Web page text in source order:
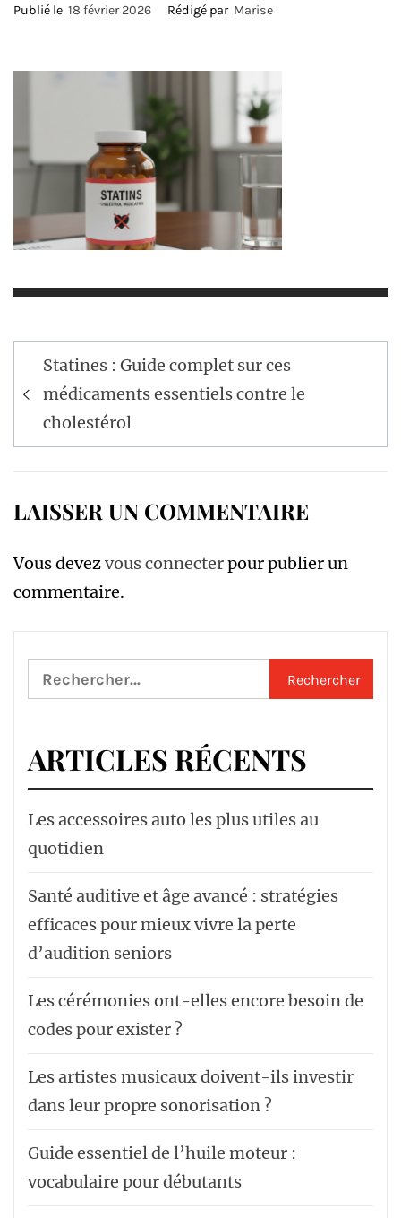
Publié le 18 février 2026 Rédigé par Marise
Navigation
de
l’article
Statines : Guide complet sur ces
médicaments essentiels contre le
cholestérol
LAISSER UN COMMENTAIRE
Vous devezvous connecterpour publier un
commentaire.
Rechercher :
ARTICLES RÉCENTS
Les accessoires auto les plus utiles au
quotidien
Santé auditive et âge avancé : stratégies
efficaces pour mieux vivre la perte
d’audition seniors
Les cérémonies ont-elles encore besoin de
codes pour exister ?
Les artistes musicaux doivent-ils investir
dans leur propre sonorisation ?
Guide essentiel de l’huile moteur :
vocabulaire pour débutants